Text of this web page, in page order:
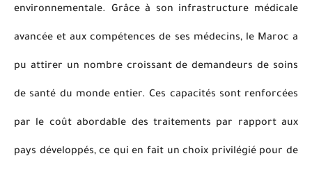
environnementale. Grâce à son infrastructure médicale
avancée et aux compétences de ses médecins, le Maroc a
pu attirer un nombre croissant de demandeurs de soins
de santé du monde entier. Ces capacités sont renforcées
par le coût abordable des traitements par rapport aux
pays développés, ce qui en fait un choix privilégié pour de